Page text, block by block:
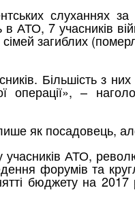
слуханнях
7 учасників
загиблих
Більшість з
операції», –
як посадовець,
АТО,
форумів та
бюджету на 2017